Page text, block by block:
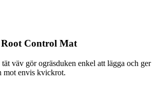
Control Mat
väv gör ogräsduken enkel att lägga och ger
mot envis kvickrot.